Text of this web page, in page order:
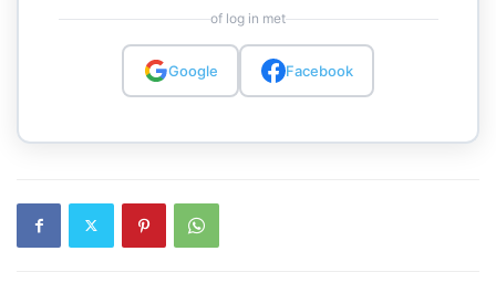
of log in met
Google Facebook